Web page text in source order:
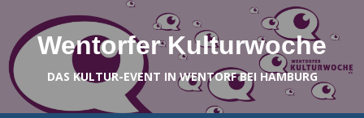
contentWentorfer Kulturwoche
DAS KULTUR-EVENT IN WENTORF BEI HAMBURG